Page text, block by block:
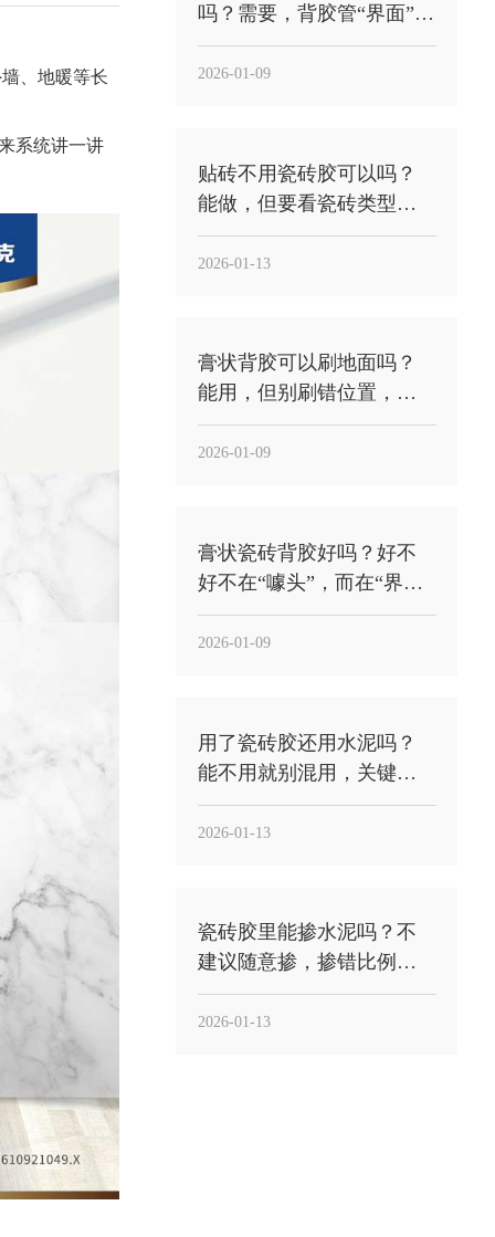
、地暖等长
系统讲一讲
吗？需要，背胶管“界面”，
瓷砖胶管“承托粘结”
2026-01-09
贴砖不用瓷砖胶可以吗？
能做，但要看瓷砖类型和
工况，别把“能贴”当“能稳”
2026-01-13
膏状背胶可以刷地面吗？
能用，但别刷错位置，关
键是“刷砖背”不是“刷地面
基层”
2026-01-09
膏状瓷砖背胶好吗？好不
好不在“噱头”，而在“界面
稳定性”能不能落到工地
2026-01-09
用了瓷砖胶还用水泥吗？
能不用就别混用，关键
看“工法”与“用途”
2026-01-13
瓷砖胶里能掺水泥吗？不
建议随意掺，掺错比例反
而更容易空鼓
2026-01-13